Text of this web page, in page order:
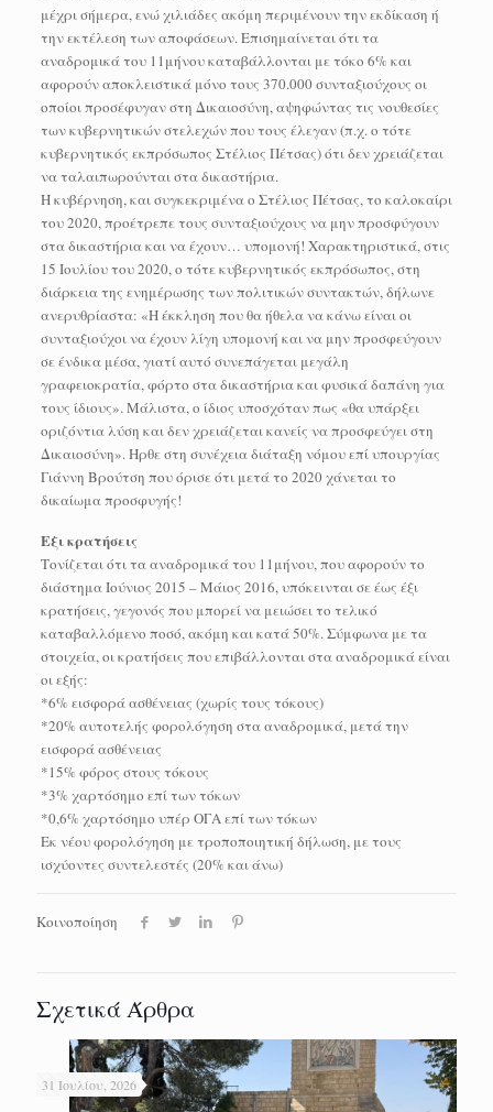
μέχρι σήμερα, ενώ χιλιάδες ακόμη περιμένουν την εκδίκαση ή
την εκτέλεση των αποφάσεων. Επισημαίνεται ότι τα
αναδρομικά του 11μήνου καταβάλλονται με τόκο 6% και
αφορούν αποκλειστικά μόνο τους 370.000 συνταξιούχους οι
οποίοι προσέφυγαν στη Δικαιοσύνη, αψηφώντας τις νουθεσίες
των κυβερνητικών στελεχών που τους έλεγαν (π.χ. ο τότε
κυβερνητικός εκπρόσωπος Στέλιος Πέτσας) ότι δεν χρειάζεται
να ταλαιπωρούνται στα δικαστήρια.
Η κυβέρνηση, και συγκεκριμένα ο Στέλιος Πέτσας, το καλοκαίρι
του 2020, προέτρεπε τους συνταξιούχους να μην προσφύγουν
στα δικαστήρια και να έχουν… υπομονή! Χαρακτηριστικά, στις
15 Ιουλίου του 2020, ο τότε κυβερνητικός εκπρόσωπος, στη
διάρκεια της ενημέρωσης των πολιτικών συντακτών, δήλωνε
ανερυθρίαστα: «Η έκκληση που θα ήθελα να κάνω είναι οι
συνταξιούχοι να έχουν λίγη υπομονή και να μην προσφεύγουν
σε ένδικα μέσα, γιατί αυτό συνεπάγεται μεγάλη
γραφειοκρατία, φόρτο στα δικαστήρια και φυσικά δαπάνη για
τους ίδιους». Μάλιστα, ο ίδιος υποσχόταν πως «θα υπάρξει
οριζόντια λύση και δεν χρειάζεται κανείς να προσφεύγει στη
Δικαιοσύνη». Ηρθε στη συνέχεια διάταξη νόμου επί υπουργίας
Γιάννη Βρούτση που όρισε ότι μετά το 2020 χάνεται το
δικαίωμα προσφυγής!
Εξι κρατήσεις
Τονίζεται ότι τα αναδρομικά του 11μήνου, που αφορούν το
διάστημα Ιούνιος 2015 – Μάιος 2016, υπόκεινται σε έως έξι
κρατήσεις, γεγονός που μπορεί να μειώσει το τελικό
καταβαλλόμενο ποσό, ακόμη και κατά 50%. Σύμφωνα με τα
στοιχεία, οι κρατήσεις που επιβάλλονται στα αναδρομικά είναι
οι εξής:
*6% εισφορά ασθένειας (χωρίς τους τόκους)
*20% αυτοτελής φορολόγηση στα αναδρομικά, μετά την
εισφορά ασθένειας
*15% φόρος στους τόκους
*3% χαρτόσημο επί των τόκων
*0,6% χαρτόσημο υπέρ ΟΓΑ επί των τόκων
Εκ νέου φορολόγηση με τροποποιητική δήλωση, με τους
ισχύοντες συντελεστές (20% και άνω)
Κοινοποίηση
Σχετικά Άρθρα
31 Ιουλίου, 2026